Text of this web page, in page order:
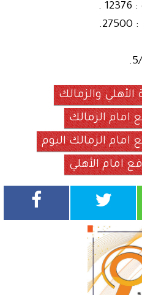
.
الأهلي والزمالك
امام الزمالك
الزمالك اليوم
امام الأهلي